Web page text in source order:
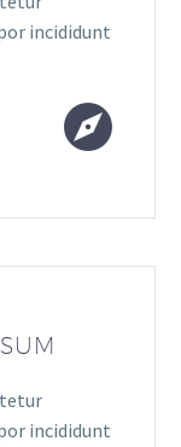
incididunt


incididunt